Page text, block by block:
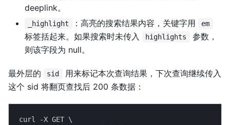
deeplink。
_highlight ：高亮的搜索结果内容，关键字用 em
标签括起来。如果搜索时未传入 highlights
参数，
则该字段为 null。
最外层的 sid
用来标记本次查询结果，下次查询继续传入
这个 sid 将翻页查找后 200 条数据：
curl -X GET \